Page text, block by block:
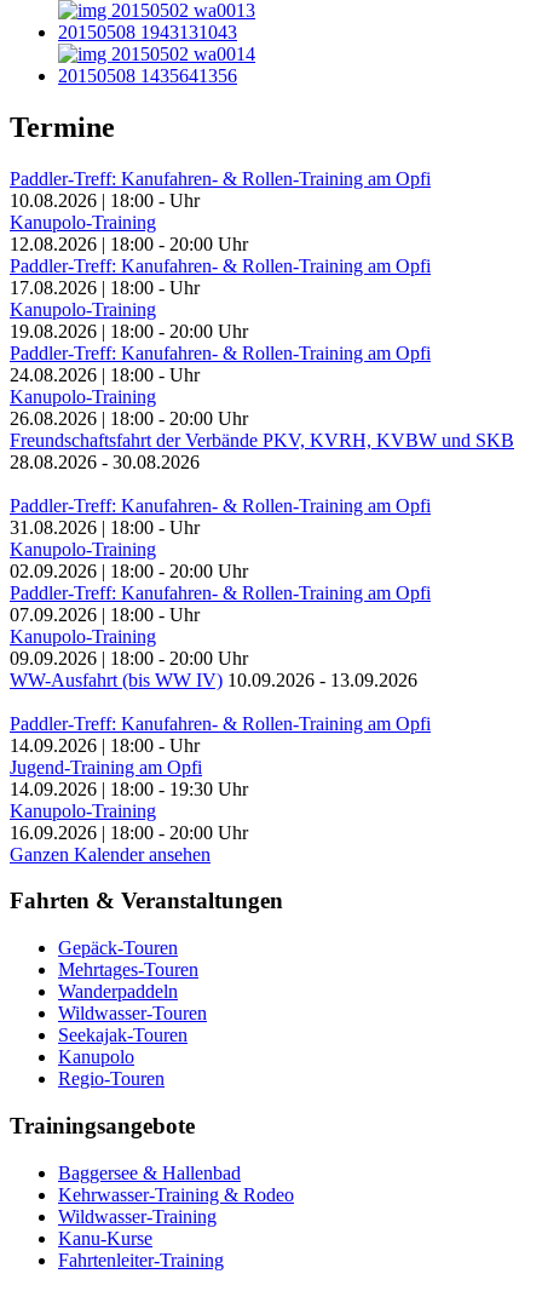
Termine
Paddler-Treff: Kanufahren- & Rollen-Training am Opfi
10.08.2026 | 18:00 - Uhr
Kanupolo-Training
12.08.2026 | 18:00 - 20:00 Uhr
Paddler-Treff: Kanufahren- & Rollen-Training am Opfi
17.08.2026 | 18:00 - Uhr
Kanupolo-Training
19.08.2026 | 18:00 - 20:00 Uhr
Paddler-Treff: Kanufahren- & Rollen-Training am Opfi
24.08.2026 | 18:00 - Uhr
Kanupolo-Training
26.08.2026 | 18:00 - 20:00 Uhr
Freundschaftsfahrt der Verbände PKV, KVRH, KVBW und SKB
28.08.2026 - 30.08.2026
Paddler-Treff: Kanufahren- & Rollen-Training am Opfi
31.08.2026 | 18:00 - Uhr
Kanupolo-Training
02.09.2026 | 18:00 - 20:00 Uhr
Paddler-Treff: Kanufahren- & Rollen-Training am Opfi
07.09.2026 | 18:00 - Uhr
Kanupolo-Training
09.09.2026 | 18:00 - 20:00 Uhr
WW-Ausfahrt (bis WW IV) 10.09.2026 - 13.09.2026
Paddler-Treff: Kanufahren- & Rollen-Training am Opfi
14.09.2026 | 18:00 - Uhr
Jugend-Training am Opfi
14.09.2026 | 18:00 - 19:30 Uhr
Kanupolo-Training
16.09.2026 | 18:00 - 20:00 Uhr
Ganzen Kalender ansehen
Fahrten & Veranstaltungen
Gepäck-Touren
Mehrtages-Touren
Wanderpaddeln
Wildwasser-Touren
Seekajak-Touren
Kanupolo
Regio-Touren
Trainingsangebote
Baggersee & Hallenbad
Kehrwasser-Training & Rodeo
Wildwasser-Training
Kanu-Kurse
Fahrtenleiter-Training